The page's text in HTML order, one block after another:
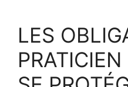
LES